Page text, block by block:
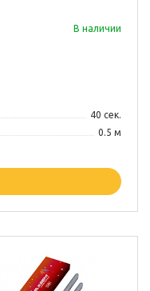
В наличии
40 сек.
0.5 м